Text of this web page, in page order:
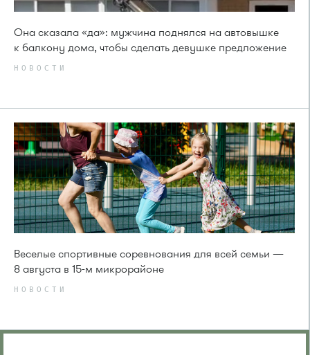
Она сказала «да»: мужчина поднялся на автовышке
к балкону дома, чтобы сделать девушке предложение
НОВОСТИ
Веселые спортивные соревнования для всей семьи —
8 августа в 15-м микрорайоне
НОВОСТИ